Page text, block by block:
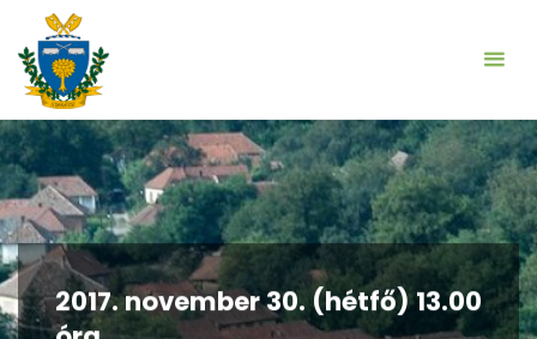
content
2017. november 30. (hétfő) 13.00